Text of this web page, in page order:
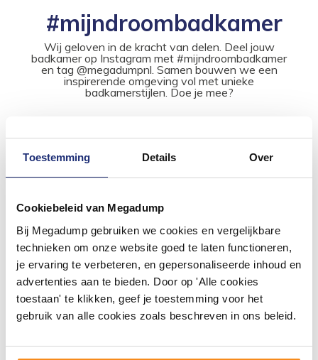
Toestemming Details Over
Cookiebeleid van Megadump
Bij Megadump gebruiken we cookies en vergelijkbare
technieken om onze website goed te laten functioneren,
je ervaring te verbeteren, en gepersonaliseerde inhoud en
advertenties aan te bieden. Door op 'Alle cookies
toestaan' te klikken, geef je toestemming voor het
gebruik van alle cookies zoals beschreven in ons beleid.
#mijndroombadkamer
Wij geloven in de kracht van delen. Deel jouw
badkamer op Instagram met #mijndroombadkamer
en tag @megadumpnl. Samen bouwen we een
inspirerende omgeving vol met unieke
badkamerstijlen. Doe je mee?